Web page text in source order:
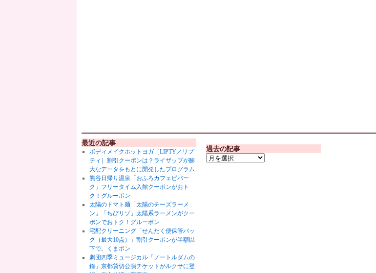
最近の記事
ボディメイクホットヨガ［LIPTY／リプ
ティ］割引クーポンは？ライザップが膨
大なデータをもとに開発したプログラム
熊谷日帰り温泉「おふろカフェビバー
ク」フリータイム入館クーポンがおト
ク！グルーポン
太陽のトマト麺「太陽のチーズラーメ
ン」「ちびリゾ」太陽系ラーメンがクー
ポンでおトク！グルーポン
宅配クリーニング「せんたく便保管パッ
ク（最大10点）」割引クーポンが半額以
下で。くまポン
劇団四季ミュージカル「ノートルダムの
鐘」京都貸切公演チケットがルクサに登
過去の記事